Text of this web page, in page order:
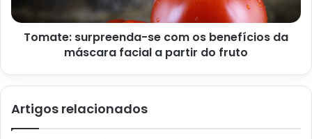
Geladeira inox suja? Siga esse passo a passo e deixe brilhando
Como dar brilho na geladeira de
inox e limpar por fora?
Tomate: surpreenda-se com os benefícios da
máscara facial a partir do fruto
Artigos relacionados